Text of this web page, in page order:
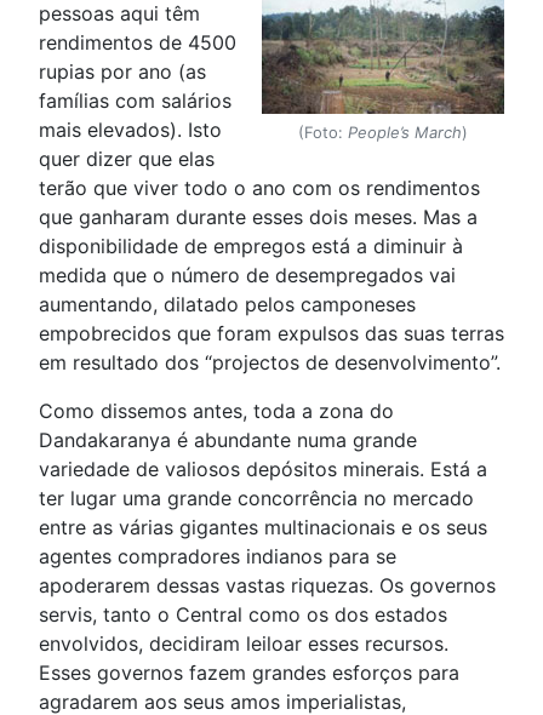
(Foto: People’s March)
pessoas aqui têm
rendimentos de 4500
rupias por ano (as
famílias com salários
mais elevados). Isto
quer dizer que elas
terão que viver todo o ano com os rendimentos
que ganharam durante esses dois meses. Mas a
disponibilidade de empregos está a diminuir à
medida que o número de desempregados vai
aumentando, dilatado pelos camponeses
empobrecidos que foram expulsos das suas terras
em resultado dos “projectos de desenvolvimento”.
Como dissemos antes, toda a zona do
Dandakaranya é abundante numa grande
variedade de valiosos depósitos minerais. Está a
ter lugar uma grande concorrência no mercado
entre as várias gigantes multinacionais e os seus
agentes compradores indianos para se
apoderarem dessas vastas riquezas. Os governos
servis, tanto o Central como os dos estados
envolvidos, decidiram leiloar esses recursos.
Esses governos fazem grandes esforços para
agradarem aos seus amos imperialistas,